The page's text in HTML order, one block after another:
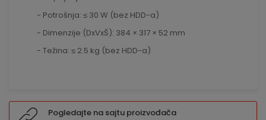
- Potrošnja: ≤ 30 W (bez HDD-a)
- Dimenzije (DxVxŠ): 384 × 317 × 52 mm
- Težina: ≤ 2.5 kg (bez HDD-a)
Pogledajte na sajtu proizvođača